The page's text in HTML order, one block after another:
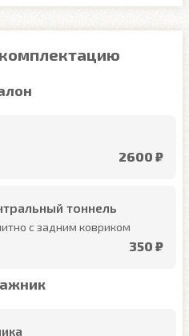
2600 ₽
тоннель
с задним ковриком
350 ₽